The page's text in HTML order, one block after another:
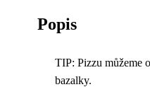
Popis
TIP: Pizzu můžeme
bazalky.